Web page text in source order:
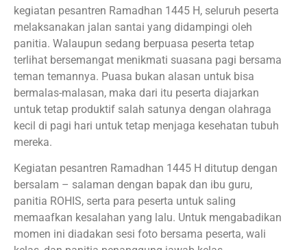
kegiatan pesantren Ramadhan 1445 H, seluruh peserta
melaksanakan jalan santai yang didampingi oleh
panitia. Walaupun sedang berpuasa peserta tetap
terlihat bersemangat menikmati suasana pagi bersama
teman temannya. Puasa bukan alasan untuk bisa
bermalas-malasan, maka dari itu peserta diajarkan
untuk tetap produktif salah satunya dengan olahraga
kecil di pagi hari untuk tetap menjaga kesehatan tubuh
mereka.
Kegiatan pesantren Ramadhan 1445 H ditutup dengan
bersalam – salaman dengan bapak dan ibu guru,
panitia ROHIS, serta para peserta untuk saling
memaafkan kesalahan yang lalu. Untuk mengabadikan
momen ini diadakan sesi foto bersama peserta, wali